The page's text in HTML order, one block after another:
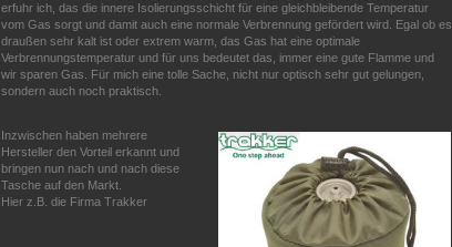
erfuhr ich, das die innere Isolierungsschicht für eine gleichbleibende Temperatur
vom Gas sorgt und damit auch eine normale Verbrennung gefördert wird. Egal ob es
draußen sehr kalt ist oder extrem warm, das Gas hat eine optimale
Verbrennungstemperatur und für uns bedeutet das, immer eine gute Flamme und
wir sparen Gas. Für mich eine tolle Sache, nicht nur optisch sehr gut gelungen,
sondern auch noch praktisch.
Inzwischen haben mehrere
Hersteller den Vorteil erkannt und
bringen nun nach und nach diese
Tasche auf den Markt.
Hier z.B. die Firma Trakker